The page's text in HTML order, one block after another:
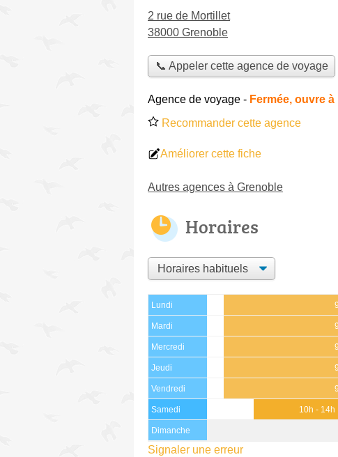
2 rue de Mortillet
38000 Grenoble
📞 Appeler cette agence de voyage
Agence de voyage - Fermée, ouvre à
Recommander cette agence
Améliorer cette fiche
Autres agences à Grenoble
Horaires
Lundi
Mardi
Mercredi
Jeudi
Vendredi
Samedi 10h - 14h
Dimanche
Signaler une erreur